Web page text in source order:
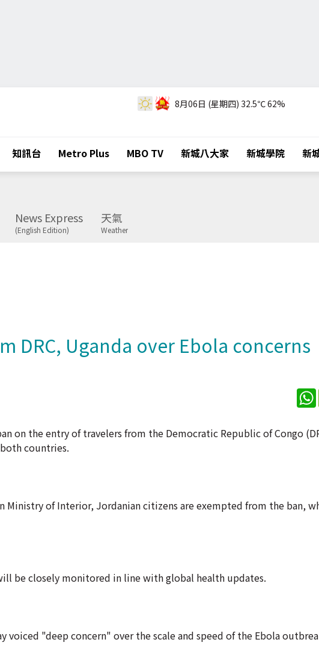
8月06日 (星期四) 32.5℃62%
知訊台 Metro Plus MBO TV 新城八大家 新城學院 新
News Express
(English Edition)
天氣
Weather
DRC, Uganda over Ebola concerns
on the entry of travelers from the Democratic Republic of Congo
countries.
Ministry of Interior, Jordanian citizens are exempted from the ban,
be closely monitored in line with global health updates.
voiced "deep concern" over the scale and speed of the Ebola